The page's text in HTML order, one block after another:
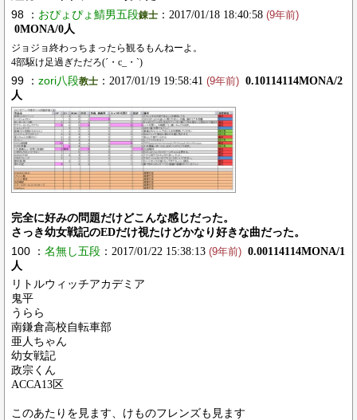
98 ： おぴょぴょ鯖男五段錬士 ：2017/01/18 18:40:58 (9年前)
0MONA/0人
ジョジョ終わっちまったら観るもんねーよ。
4部駆け足過ぎただろ(´・c_・`)
99 ： zori八段教士 ：2017/01/19 19:58:41 (9年前) 0.10114114MONA/2
人
完全に好みの問題だけどこんな感じだった。
さっき幼女戦記のEDだけ視たけどかなり好きな曲だった。
100 ： 名無し五段 ：2017/01/22 15:38:13 (9年前) 0.00114114MONA/1
人
リトルウィッチアカデミア
鬼平
うらら
南鎌倉高校自転車部
亜人ちゃん
幼女戦記
政宗くん
ACCA13区
このあたりを見ます、けものフレンズも見ます